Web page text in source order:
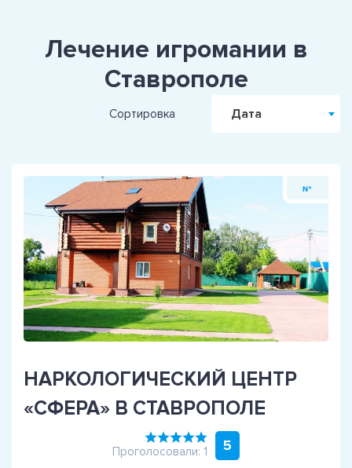
Лечение игромании в
Ставрополе
Сортировка Дата
№
НАРКОЛОГИЧЕСКИЙ ЦЕНТР
«СФЕРА» В СТАВРОПОЛЕ
Проголосовали: 1 5